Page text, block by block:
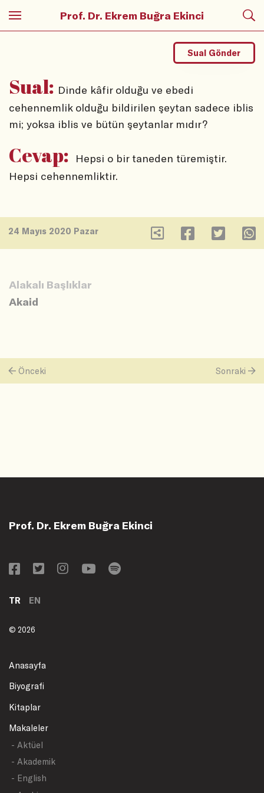
Prof. Dr. Ekrem Buğra Ekinci
Sual: Dinde kâfir olduğu ve ebedi
cehennemlik olduğu bildirilen şeytan sadece iblis
mi; yoksa iblis ve bütün şeytanlar mıdır?
Sual Gönder
Cevap:
Hepsi o bir taneden türemiştir.
Hepsi cehennemliktir.
24 Mayıs 2020 Pazar
Alakalı Başlıklar
Akaid
Önceki Sonraki
Prof. Dr. Ekrem Buğra Ekinci
TR EN
© 2026
Anasayfa
Biyografi
Kitaplar
Makaleler
- Aktüel
- Akademik
- English